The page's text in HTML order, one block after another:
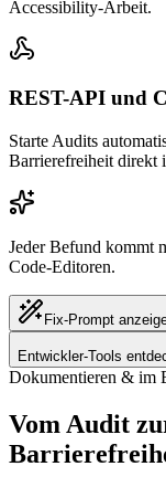
Accessibility-Arbeit.
REST-API und
Starte Audits
Barrierefreiheit direkt
Jeder Befund kommt
Code-Editoren.
Fix-Prompt
Entwickler-Tools
Dokumentieren & im
Vom Audit